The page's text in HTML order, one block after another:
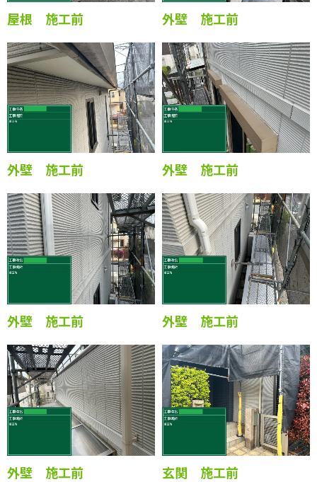
屋根 施工前 外壁 施工前
外壁 施工前 外壁 施工前
外壁 施工前 外壁 施工前
外壁 施工前 玄関 施工前